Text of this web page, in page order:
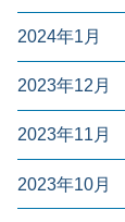
2024年1月
2023年12月
2023年11月
2023年10月